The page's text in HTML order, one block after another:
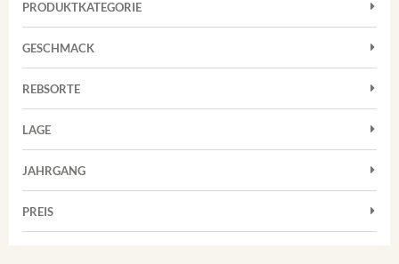
PRODUKTKATEGORIE
Cuvées
Rosé
Sekt
GESCHMACK
Trocken
REBSORTE
Auxerrois
Cuvée
Grauburgunder
LAGE
Achkarrer Schlossberg
Merdinger Bühl
JAHRGANG
PREIS